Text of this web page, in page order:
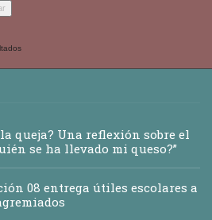
queja? Una reflexión sobre el
se ha llevado mi queso?”
08 entrega útiles escolares a